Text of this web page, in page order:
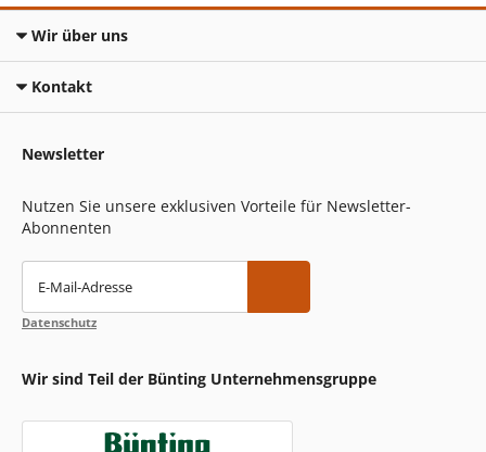
Wir über uns
Kontakt
Newsletter
Nutzen Sie unsere exklusiven Vorteile für Newsletter-
Abonnenten
E-Mail-Adresse
Datenschutz
Wir sind Teil der Bünting Unternehmensgruppe